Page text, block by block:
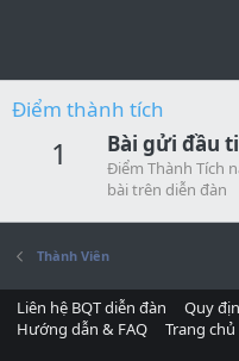
Điểm thành tích
1 Bài gửi đầu
Điểm Thành Tích
bài trên diễn đàn
Thành Viên
Liên hệ BQT diễn đàn Quy
Hướng dẫn & FAQ
Trang chủ